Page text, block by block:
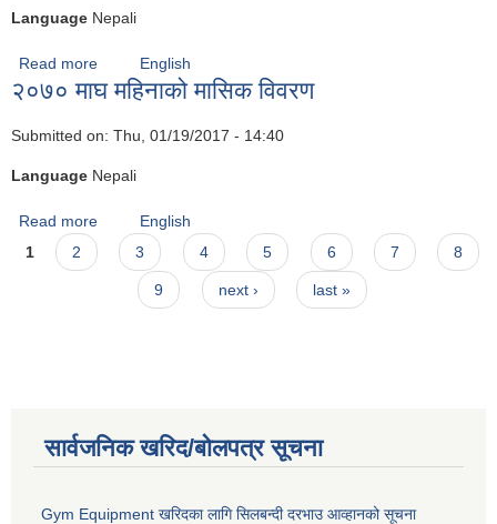
Language Nepali
Read more about २०७० फागुन महिनाको मासिक विवरण
English
२०७० माघ महिनाको मासिक विवरण
Submitted on: Thu, 01/19/2017 - 14:40
Language Nepali
Read more about २०७० माघ महिनाको मासिक विवरण
English
Pages
1 2 3 4 5 6 7 8
9 next › last »
सार्वजनिक खरिद/बोलपत्र सूचना
Gym Equipment खरिदका लागि सिलबन्दी दरभाउ आव्हानको सूचना